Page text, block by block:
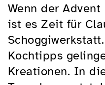
Wenn der
ist es Zeit für
Kochtipps
Kreationen. In